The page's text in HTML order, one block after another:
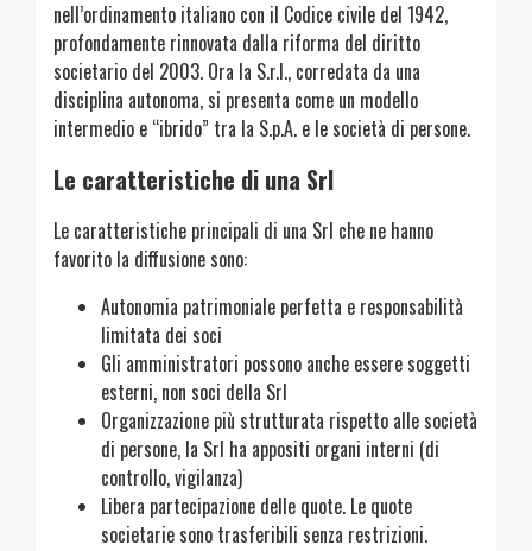
nell’ordinamento italiano con il Codice civile del 1942,
profondamente rinnovata dalla riforma del diritto
societario del 2003. Ora la S.r.l., corredata da una
disciplina autonoma, si presenta come un modello
intermedio e “ibrido” tra la S.p.A. e le società di persone.
Le caratteristiche di una Srl
Le caratteristiche principali di una Srl che ne hanno
favorito la diffusione sono:
Autonomia patrimoniale perfetta e responsabilità
limitata dei soci
Gli amministratori possono anche essere soggetti
esterni, non soci della Srl
Organizzazione più strutturata rispetto alle società
di persone, la Srl ha appositi organi interni (di
controllo, vigilanza)
Libera partecipazione delle quote. Le quote
societarie sono trasferibili senza restrizioni.